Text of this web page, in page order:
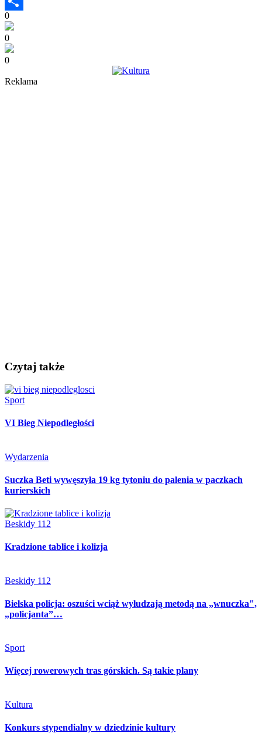
Share
0
0
0
Reklama
Czytaj także
Sport
VI Bieg Niepodległości
Wydarzenia
Suczka Beti wywęszyła 19 kg tytoniu do palenia w paczkach
kurierskich
Beskidy 112
Kradzione tablice i kolizja
Beskidy 112
Bielska policja: oszuści wciąż wyłudzają metodą na „wnuczka",
„policjanta”…
Sport
Więcej rowerowych tras górskich. Są takie plany
Kultura
Konkurs stypendialny w dziedzinie kultury